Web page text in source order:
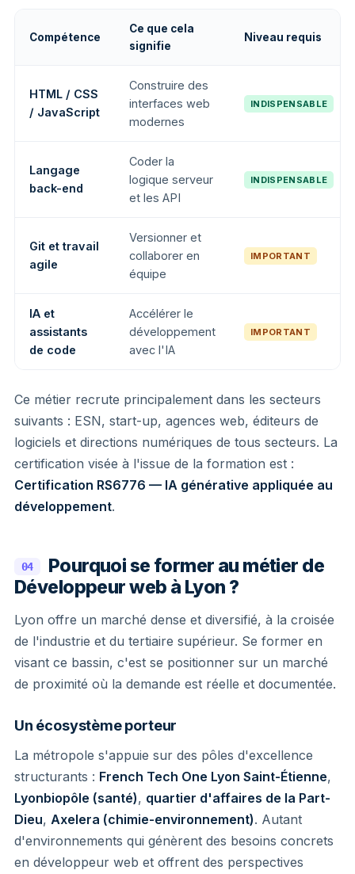
Compétence
Ce que cela
signifie
Niveau requis
HTML / CSS
/ JavaScript
Construire des
interfaces web
modernes
INDISPENSABLE
Langage
back-end
Coder la
logique serveur
et les API
INDISPENSABLE
Git et travail
agile
Versionner et
collaborer en
équipe
IMPORTANT
IA et
assistants
de code
Accélérer le
développement
avec l'IA
IMPORTANT
Ce métier recrute principalement dans les secteurs
suivants : ESN, start-up, agences web, éditeurs de
logiciels et directions numériques de tous secteurs. La
certification visée à l'issue de la formation est :
Certification RS6776 — IA générative appliquée au
développement.
04
Pourquoi se former au métier de
Développeur web à Lyon ?
Lyon offre un marché dense et diversifié, à la croisée
de l'industrie et du tertiaire supérieur. Se former en
visant ce bassin, c'est se positionner sur un marché
de proximité où la demande est réelle et documentée.
Un écosystème porteur
La métropole s'appuie sur des pôles d'excellence
structurants : French Tech One Lyon Saint-Étienne,
Lyonbiopôle (santé), quartier d'affaires de la Part-
Dieu, Axelera (chimie-environnement). Autant
d'environnements qui génèrent des besoins concrets
en développeur web et offrent des perspectives